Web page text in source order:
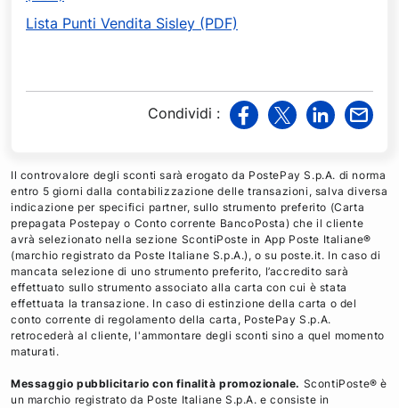
Lista Punti Vendita Sisley (PDF)
Condividi :
v
a
F
a
c
e
b
o
o
k
v
a
T
w
i
t
t
e
r
v
a
L
i
n
k
e
d
n
M
Il controvalore degli sconti sarà erogato da PostePay S.p.A. di norma
entro 5 giorni dalla contabilizzazione delle transazioni, salva diversa
indicazione per specifici partner, sullo strumento preferito (Carta
prepagata Postepay o Conto corrente BancoPosta) che il cliente
avrà selezionato nella sezione ScontiPoste in App Poste Italiane®
(marchio registrato da Poste Italiane S.p.A.), o su poste.it. In caso di
mancata selezione di uno strumento preferito, l’accredito sarà
effettuato sullo strumento associato alla carta con cui è stata
effettuata la transazione. In caso di estinzione della carta o del
conto corrente di regolamento della carta, PostePay S.p.A.
retrocederà al cliente, l'ammontare degli sconti sino a quel momento
maturati.
Messaggio pubblicitario con finalità promozionale. ScontiPoste® è
un marchio registrato da Poste Italiane S.p.A. e consiste in